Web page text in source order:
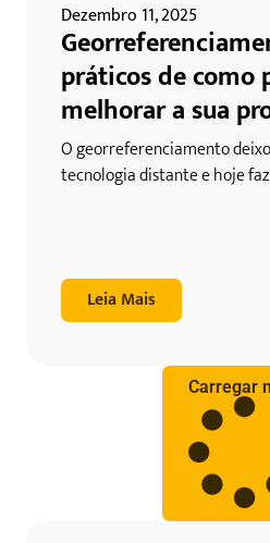
Dezembro 11, 2025
práticos de como
melhorar a sua
O georreferenciamento
tecnologia distante e hoje
Leia Mais
Carregar